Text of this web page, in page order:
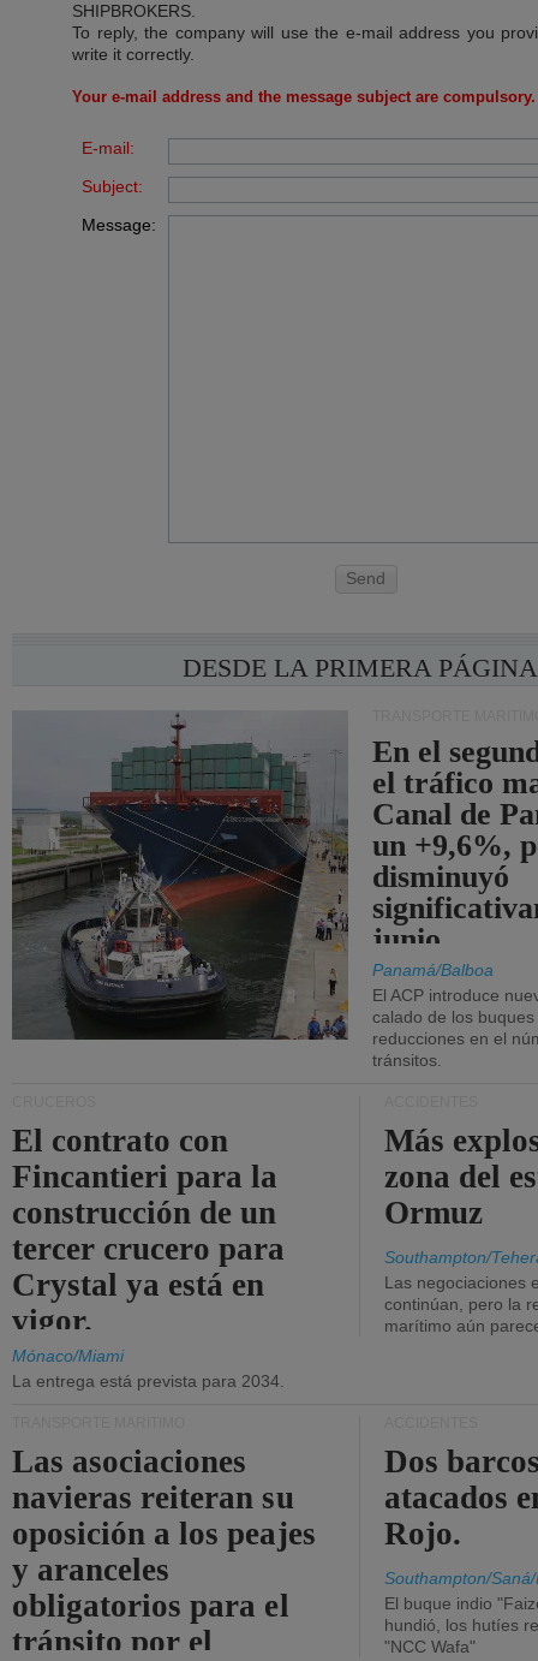
SHIPBROKERS
To reply, the company will use the e-mail address you
write it correctly.
Your e-mail address and the message subject are compulsory.
E-mail:
Subject:
Message:
Send
DESDE LA PRIMERA PÁGINA
En el
el tráfico
Canal de
un +9,6%,
disminuyó
junio.
Panamá/Balboa
El ACP introduce
calado de los
reducciones en el
tránsitos.
El contrato con
Fincantieri para la
construcción de un
tercer crucero para
Crystal ya está en
vigor.
Mónaco/Miami
La entrega está prevista para 2034.
Más
zona del
Ormuz
Southampton/
Las negociaciones
continúan, pero la
marítimo aún
Las asociaciones
navieras reiteran su
oposición a los peajes
y aranceles
obligatorios para el
tránsito por el
Dos
atacados
Rojo.
Southampton/
El buque indio
hundió, los hutíes
"NCC Wafa"